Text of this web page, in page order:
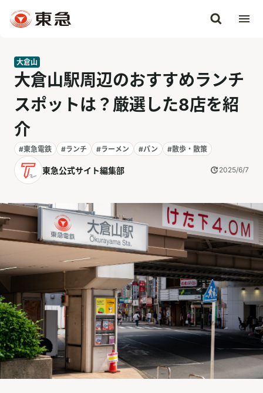
大倉山
大倉山駅周辺のおすすめランチ
スポットは？厳選した8店を紹
介
#東急電鉄 #ランチ #ラーメン #パン #散歩・散策
東急公式サイト編集部 2025/6/7